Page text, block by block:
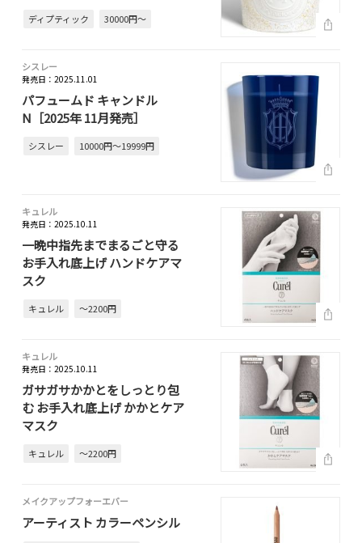
ディプティック 30000円～
シスレー
発売日：2025.11.01
パフュームド キャンドル
N［2025年 11月発売］
シスレー 10000円～19999円
キュレル
発売日：2025.10.11
一晩中指先までまるごと守る
お手入れ底上げ ハンドケアマ
スク
キュレル ～2200円
キュレル
発売日：2025.10.11
ガサガサかかとをしっとり包
む お手入れ底上げ かかとケア
マスク
キュレル ～2200円
メイクアップフォーエバー
アーティスト カラーペンシル